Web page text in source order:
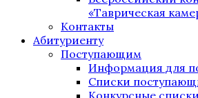
«Таврическая
Контакты
Абитуриенту
Поступающим
Информация для
Списки
Конкурсные списки